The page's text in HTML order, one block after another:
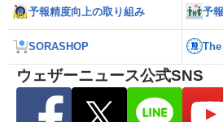
予報精度向上の取り組み 予
SORASHOP
ウェザーニュース公式SNS